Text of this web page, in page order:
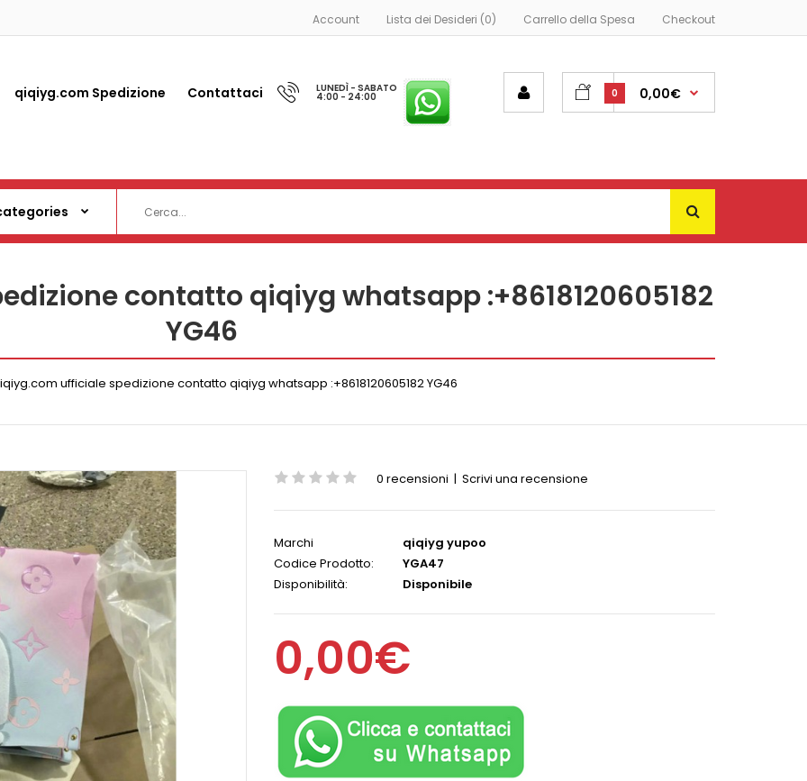
Account Lista dei Desideri (0) Carrello della Spesa Checkout
qiqiyg.com Spedizione Contattaci LUNEDÌ - SABATO
4:00 - 24:00 0 0,00€
contatto qiqiyg whatsapp :+8618120605182
YG46
ufficiale spedizione contatto qiqiyg whatsapp :+8618120605182 YG46
0 recensioni | Scrivi una recensione
Marchi
qiqiyg yupoo
Codice Prodotto:
YGA47
Disponibilità:
Disponibile
0,00€